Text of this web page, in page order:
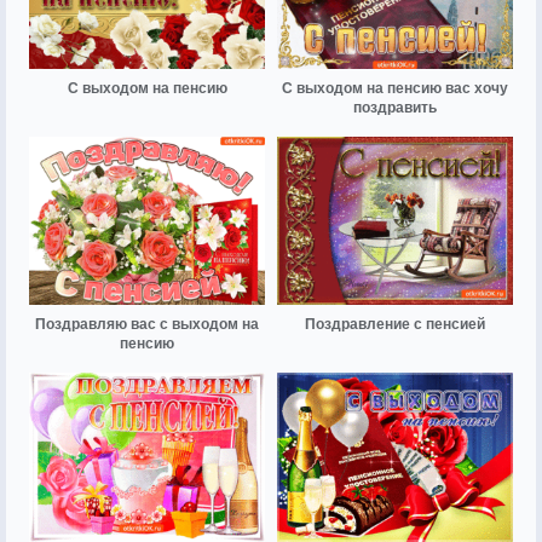
С выходом на пенсию
С выходом на пенсию вас хочу
поздравить
Поздравляю вас с выходом на
пенсию
Поздравление с пенсией